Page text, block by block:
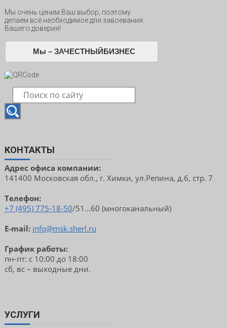
Мы очень ценим Ваш выбор, поэтому
делаем всё необходимое для завоевания
Вашего доверия!
Мы – ЗАЧЕСТНЫЙБИЗНЕС
КОНТАКТЫ
Адрес офиса компании:
141400 Московская обл., г. Химки, ул.Репина, д.6, стр. 7
Телефон:
+7 (495) 775-18-50/51...60 (многоканальный)
E-mail: info@msk.sherl.ru
График работы:
пн-пт: с 10:00 до 18:00
сб, вс – выходные дни.
УСЛУГИ